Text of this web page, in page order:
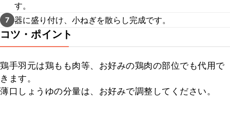
す。
7 器に盛り付け、小ねぎを散らし完成です。
コツ・ポイント
鶏手羽元は鶏もも肉等、お好みの鶏肉の部位でも代用で
きます。
薄口しょうゆの分量は、お好みで調整してください。